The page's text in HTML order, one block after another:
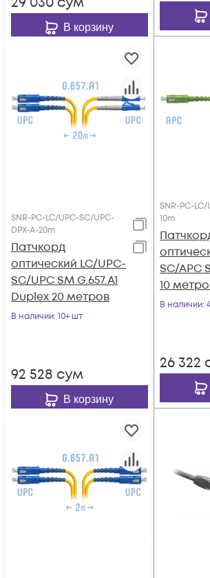
В корзину
SNR-PC-LC/UPC-SC/UPC-
DPX-A-20m
Патчкорд
оптический LC/UPC-
SC/UPC SM G.657.A1
Duplex 20 метров
В наличии: 10+ шт
92 528 сум
В корзину
SNR-PC-
10m
SC/APC
10
В наличии:
26 322